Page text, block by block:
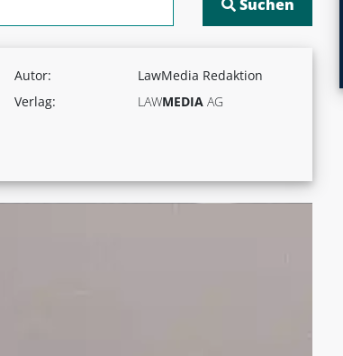
Autor:
LawMedia Redaktion
Verlag:
LAWMEDIA AG